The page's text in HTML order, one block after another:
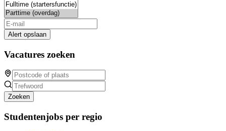
Alert opslaan
Vacatures zoeken
Zoeken
Studentenjobs per regio